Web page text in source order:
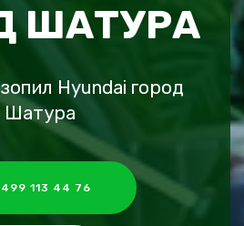
ШАТУРА
Hyundai город
Шатура
113 44 76